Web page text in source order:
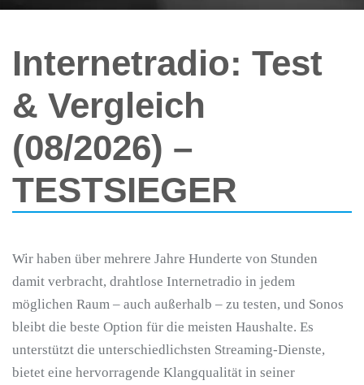
Internetradio: Test
& Vergleich
(08/2026) –
TESTSIEGER
Wir haben über mehrere Jahre Hunderte von Stunden
damit verbracht, drahtlose Internetradio in jedem
möglichen Raum – auch außerhalb – zu testen, und Sonos
bleibt die beste Option für die meisten Haushalte. Es
unterstützt die unterschiedlichsten Streaming-Dienste,
bietet eine hervorragende Klangqualität in seiner